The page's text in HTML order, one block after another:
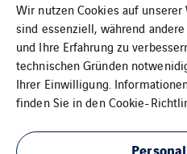
Kontakt
Datenschutz
Wir nutzen Cookies auf
sind essenziell, während
und Ihre Erfahrung zu
technischen Gründen
Ihrer Einwilligung.
finden Sie in denCookie-